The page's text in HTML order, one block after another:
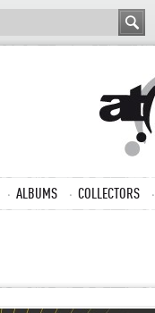
ALBUMS COLLECTORS